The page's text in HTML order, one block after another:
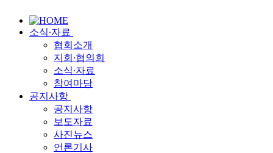
소식∙자료
협회소개
지회∙협의회
소식∙자료
참여마당
공지사항
공지사항
보도자료
사진뉴스
언론기사